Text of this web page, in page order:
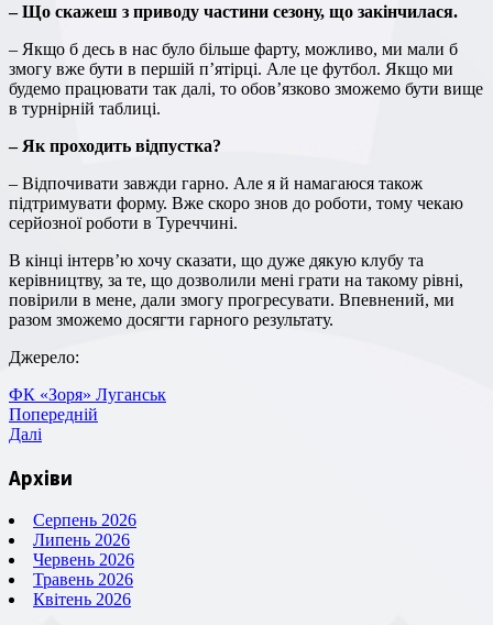
– Що скажеш з приводу частини сезону, що закінчилася.
– Якщо б десь в нас було більше фарту, можливо, ми мали б
змогу вже бути в першій п’ятірці. Але це футбол. Якщо ми
будемо працювати так далі, то обов’язково зможемо бути вище
в турнірній таблиці.
– Як проходить відпустка?
– Відпочивати завжди гарно. Але я й намагаюся також
підтримувати форму. Вже скоро знов до роботи, тому чекаю
серйозної роботи в Туреччині.
В кінці інтерв’ю хочу сказати, що дуже дякую клубу та
керівництву, за те, що дозволили мені грати на такому рівні,
повірили в мене, дали змогу прогресувати. Впевнений, ми
разом зможемо досягти гарного результату.
Джерело:
ФК «Зоря» Луганськ
Навігація
записів
Попередній
запис
Попередній
Наступний
Далі
Архіви
Серпень 2026
Липень 2026
Червень 2026
Травень 2026
Квітень 2026